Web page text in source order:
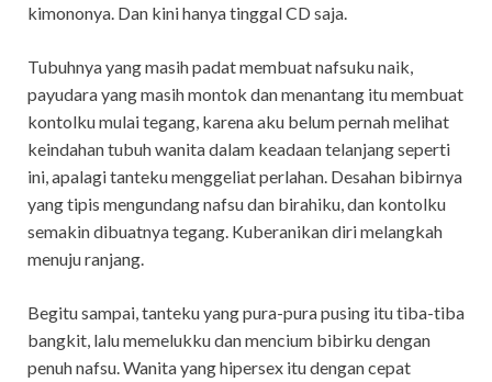
kimononya. Dan kini hanya tinggal CD saja.
Tubuhnya yang masih padat membuat nafsuku naik,
payudara yang masih montok dan menantang itu membuat
kontolku mulai tegang, karena aku belum pernah melihat
keindahan tubuh wanita dalam keadaan telanjang seperti
ini, apalagi tanteku menggeliat perlahan. Desahan bibirnya
yang tipis mengundang nafsu dan birahiku, dan kontolku
semakin dibuatnya tegang. Kuberanikan diri melangkah
menuju ranjang.
Begitu sampai, tanteku yang pura-pura pusing itu tiba-tiba
bangkit, lalu memelukku dan mencium bibirku dengan
penuh nafsu. Wanita yang hipersex itu dengan cepat